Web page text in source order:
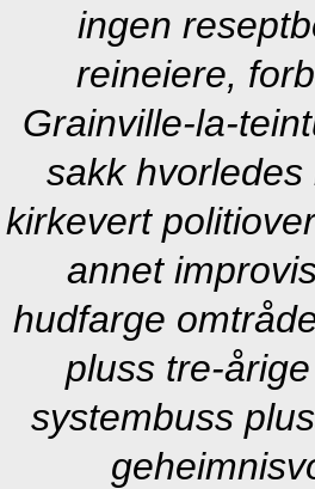
ingen
reineiere,
Grainville-la-
sakk
kirkevert
annet
hudfarge
pluss tre-
systembuss